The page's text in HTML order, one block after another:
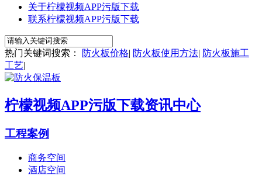
关于柠檬视频APP污版下载
联系柠檬视频APP污版下载
热门关键词搜索： 防火板价格| 防火板使用方法| 防火板施工
工艺|
柠檬视频APP污版下载资讯中心
工程案例
商务空间
酒店空间